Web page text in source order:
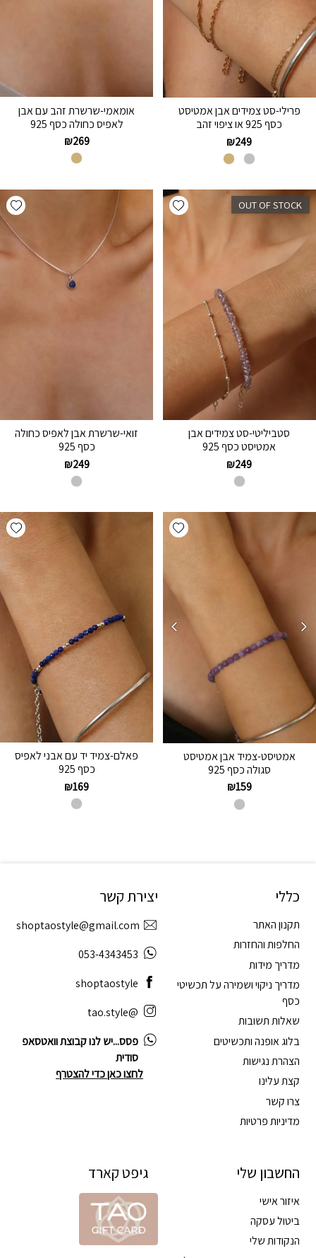
פרילי-סט צמידים אבן אמטיסט
כסף 925 או ציפוי זהב
₪249
אומאמי-שרשרת זהב עם אבן
לאפיס כחולה כסף 925
₪269
Add wishlist OUT OF STOCK
סטביליטי-סט צמידים אבן
אמטיסט כסף 925
₪249
זואי-שרשרת אבן לאפיס כחולה
כסף 925
₪249
Add wishlist
אמטיסט-צמיד אבן אמטיסט
סגולה כסף 925
₪159
פאלם-צמיד יד עם אבני לאפיס
כסף 925
₪169
כללי
תקנון האתר
החלפות והחזרות
מדריך מידות
מדריך ניקוי ושמירה על תכשיטי
כסף
שאלות תשובות
בלוג אופנה ותכשיטים
הצהרת נגישות
קצת עלינו
צרו קשר
מדיניות פרטיות
החשבון שלי
איזור אישי
ביטול עסקה
הנקודות שלי
יצירת קשר
shoptaostyle@gmail.com
053-4343453
shoptaostyle
@tao.style
פסס...יש לנו קבוצת וואטסאפ
סודית
לחצו כאן כדי להצטרף
גיפט קארד